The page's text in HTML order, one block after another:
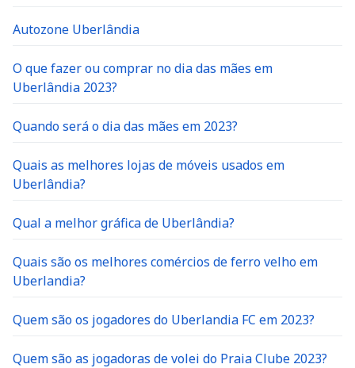
Autozone Uberlândia
O que fazer ou comprar no dia das mães em
Uberlândia 2023?
Quando será o dia das mães em 2023?
Quais as melhores lojas de móveis usados em
Uberlândia?
Qual a melhor gráfica de Uberlândia?
Quais são os melhores comércios de ferro velho em
Uberlandia?
Quem são os jogadores do Uberlandia FC em 2023?
Quem são as jogadoras de volei do Praia Clube 2023?